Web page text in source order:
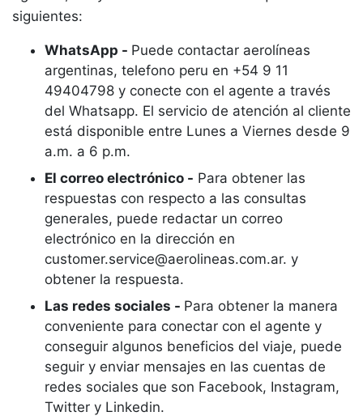
siguientes:
WhatsApp - Puede contactar aerolíneas
argentinas, telefono peru en +54 9 11
49404798 y conecte con el agente a través
del Whatsapp. El servicio de atención al cliente
está disponible entre Lunes a Viernes desde 9
a.m. a 6 p.m.
El correo electrónico - Para obtener las
respuestas con respecto a las consultas
generales, puede redactar un correo
electrónico en la dirección en
customer.service@aerolineas.com.ar. y
obtener la respuesta.
Las redes sociales - Para obtener la manera
conveniente para conectar con el agente y
conseguir algunos beneficios del viaje, puede
seguir y enviar mensajes en las cuentas de
redes sociales que son Facebook, Instagram,
Twitter y Linkedin.